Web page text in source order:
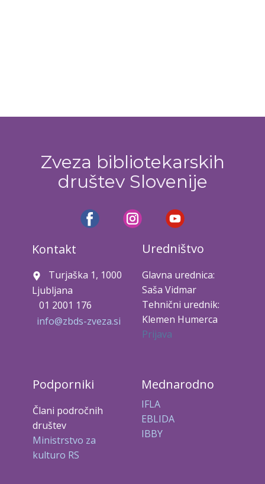
Zveza bibliotekarskih
društev Slovenije
Kontakt
Turjaška 1, 1000
Ljubljana
01 2001 176
info@zbds-zveza.si
Uredništvo
Glavna urednica:
Saša Vidmar
Tehnični urednik:
Klemen Humerca
Prijava
Podporniki
Člani področnih
društev
Ministrstvo za
kulturo RS
Mednarodno
IFLA
EBLIDA
IBBY